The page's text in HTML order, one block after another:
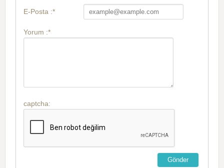
E-Posta :*
Yorum :*
captcha: